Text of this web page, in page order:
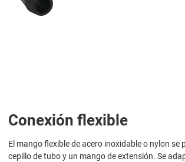
Conexión flexible
El mango flexible de acero inoxidable o nylon se
cepillo de tubo y un mango de extensión. Se